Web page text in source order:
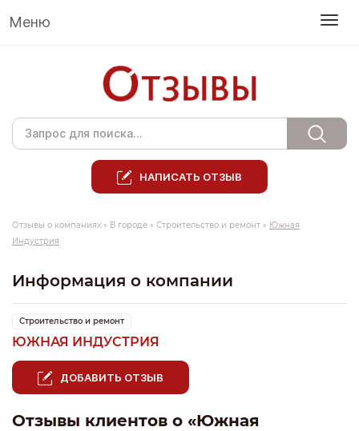
Меню
НАПИСАТЬ ОТЗЫВ
Отзывы о компаниях » В городе » Строительство и ремонт » Южная
Индустрия
Информация о компании
Строительство и ремонт
ЮЖНАЯ ИНДУСТРИЯ
ДОБАВИТЬ ОТЗЫВ
Отзывы клиентов о «Южная